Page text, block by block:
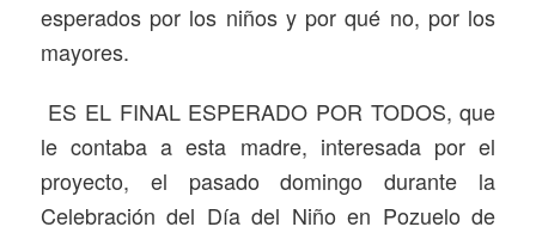
esperados por los niños y por qué no, por los
mayores.
ES EL FINAL ESPERADO POR TODOS, que
le contaba a esta madre, interesada por el
proyecto, el pasado domingo durante la
Celebración del Día del Niño en Pozuelo de